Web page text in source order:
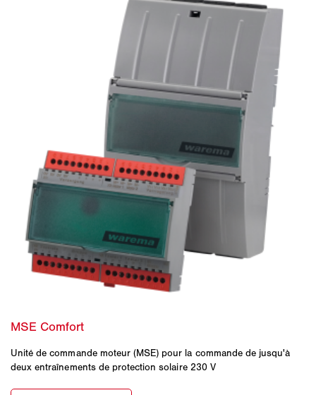
Unité de commande moteur (MSE) pour la commande de jusqu'à
deux entraînements de protection solaire 230 V